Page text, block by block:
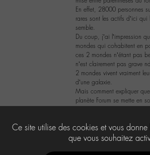
En effet, 28000 personnes
rares sont les actifs d’ici
semble.
Du coup, j’ai l’impression
mondes qui cohabitent en
ces 2 mondes n’étant pas
n’est clairement pas grave
2 mondes vivent vraiment
d’une galaxie.
Mais comment expliquer
planète Forum se mette en
Ce site utilise des cookies et vous
que vous souhaitez